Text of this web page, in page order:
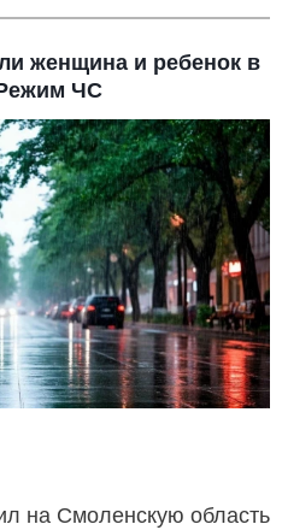
женщина и ребенок в
ЧС
на Смоленскую область